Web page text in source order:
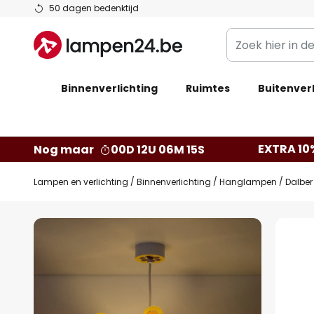
50 dagen bedenktijd
Ga
de
inhoud
Zoek
hier
de
Binnenverlichting Ruimtes
Nog maar 00D 12U 06M 14S EXTRA
Lampen en verlichting Binnenverlichting Hanglampen
Ga